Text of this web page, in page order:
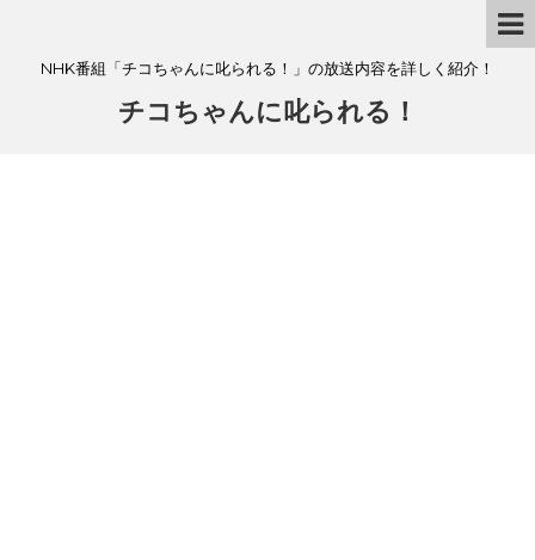
NHK番組「チコちゃんに叱られる！」の放送内容を詳しく紹介！
チコちゃんに叱られる！